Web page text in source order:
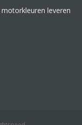
leveren